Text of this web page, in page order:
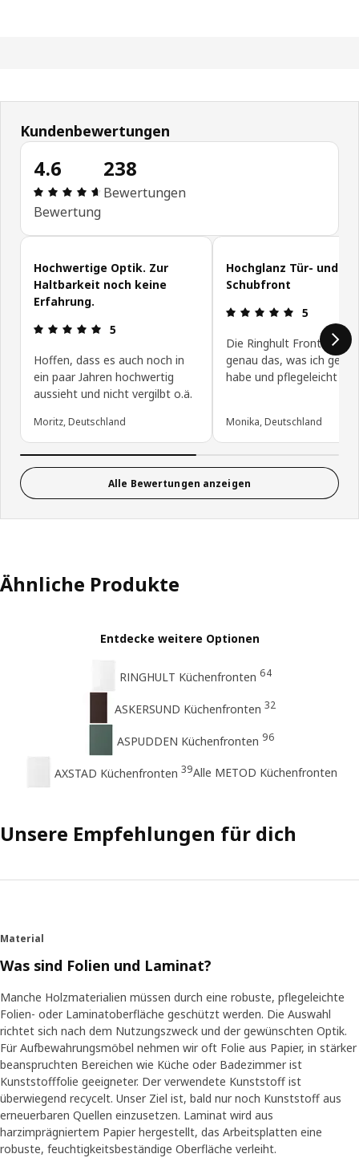
Kundenbewertungen
4.6
Bewertung: 4.6 von 5 Sterne Alle Bewertungen:
Bewertung
238
Bewertungen
Kundenbewertungen überspringen
Hochwertige Optik. Zur
Haltbarkeit noch keine
Erfahrung.
Bewertung: 5 von 5 Sterne
5
Hoffen, dass es auch noch in
ein paar Jahren hochwertig
aussieht und nicht vergilbt o.ä.
Moritz, Deutschland
Hochglanz Tür- und
Schubfront
5
Die Ringhult Fronten sind
genau das, was ich
habe und pflegeleicht
Monika, Deutschland
Alle Bewertungen anzeigen
Ähnliche Produkte
Entdecke weitere Optionen
RINGHULT Küchenfronten 64
ASKERSUND Küchenfronten 32
ASPUDDEN Küchenfronten 96
AXSTAD Küchenfronten 39Alle METOD Küchenfronten
Unsere Empfehlungen für dich
Material
Was sind Folien und Laminat?
Manche Holzmaterialien müssen durch eine robuste, pflegeleichte
Folien- oder Laminatoberfläche geschützt werden. Die Auswahl
richtet sich nach dem Nutzungszweck und der gewünschten Optik.
Für Aufbewahrungsmöbel nehmen wir oft Folie aus Papier, in stärker
beanspruchten Bereichen wie Küche oder Badezimmer ist
Kunststofffolie geeigneter. Der verwendete Kunststoff ist
überwiegend recycelt. Unser Ziel ist, bald nur noch Kunststoff aus
erneuerbaren Quellen einzusetzen. Laminat wird aus
harzimprägniertem Papier hergestellt, das Arbeitsplatten eine
robuste, feuchtigkeitsbeständige Oberfläche verleiht.